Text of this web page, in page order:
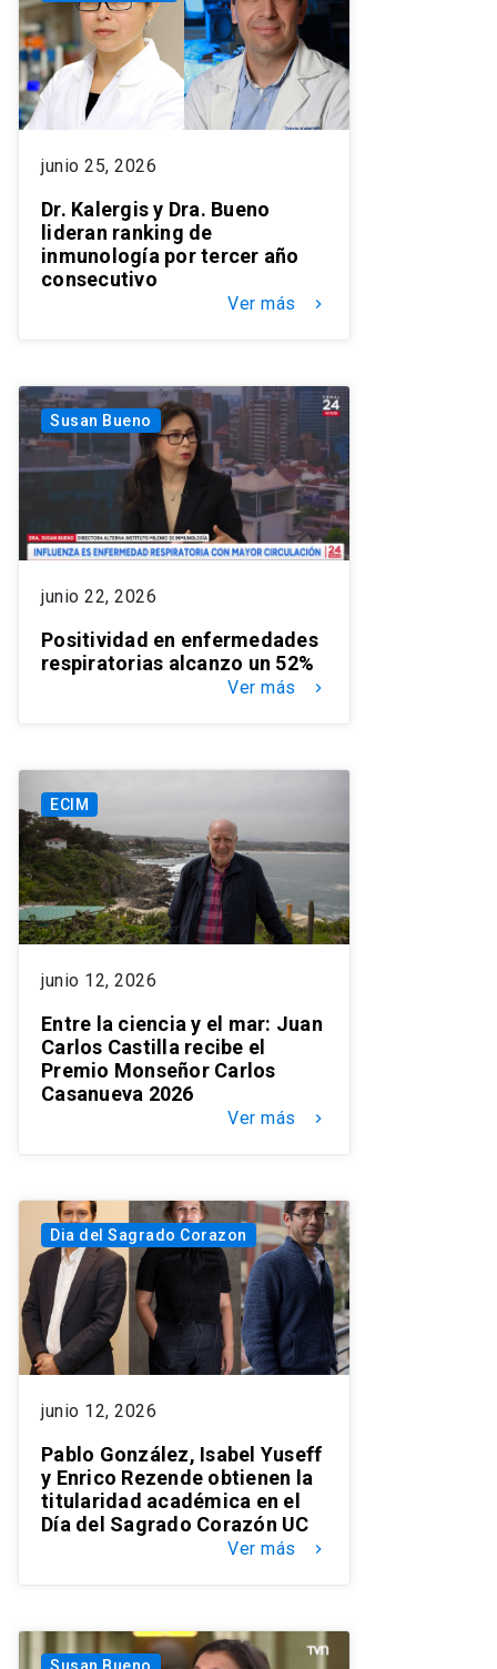
junio 25, 2026
Dr. Kalergis y Dra. Bueno
lideran ranking de
inmunología por tercer año
consecutivo
Ver más keyboard_arrow_right
Susan Bueno
junio 22, 2026
Positividad en enfermedades
respiratorias alcanzo un 52%
Ver más keyboard_arrow_right
ECIM
junio 12, 2026
Entre la ciencia y el mar: Juan
Carlos Castilla recibe el
Premio Monseñor Carlos
Casanueva 2026
Ver más keyboard_arrow_right
Dia del Sagrado Corazon
junio 12, 2026
Pablo González, Isabel Yuseff
y Enrico Rezende obtienen la
titularidad académica en el
Día del Sagrado Corazón UC
Ver más keyboard_arrow_right
Susan Bueno